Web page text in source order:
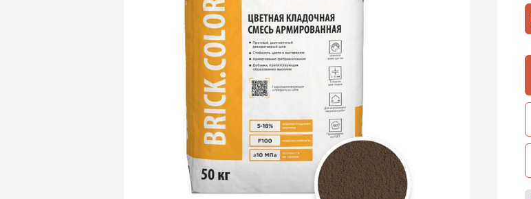
Газосиликат
Газобетон ЛСР
Газобетон Poritep
Газобетон ДСК Грас
Газобетон CubiBlock
Газобетон Калужский
Газобетон Могилевский КСИ
Газобетон H+H
Газобетон Могилевский Газосиликат